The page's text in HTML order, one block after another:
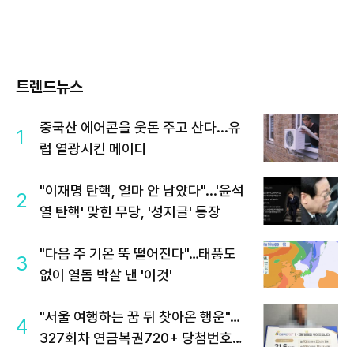
트렌드뉴스
1
중국산 에어콘을 웃돈 주고 산다...유
럽 열광시킨 메이디
2
"이재명 탄핵, 얼마 안 남았다"...'윤석
열 탄핵' 맞힌 무당, '성지글' 등장
3
"다음 주 기온 뚝 떨어진다"…태풍도
없이 열돔 박살 낸 '이것'
4
"서울 여행하는 꿈 뒤 찾아온 행운"…
327회차 연금복권720+ 당첨번호조